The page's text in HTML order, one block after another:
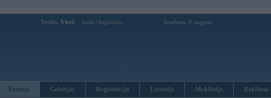
Sveiks, Viesi! Ienākt Reģistrācija Sestdiena, 8. augusts
Forums Galerijas Reģistrācija Lietotāji Meklētājs Reklāma